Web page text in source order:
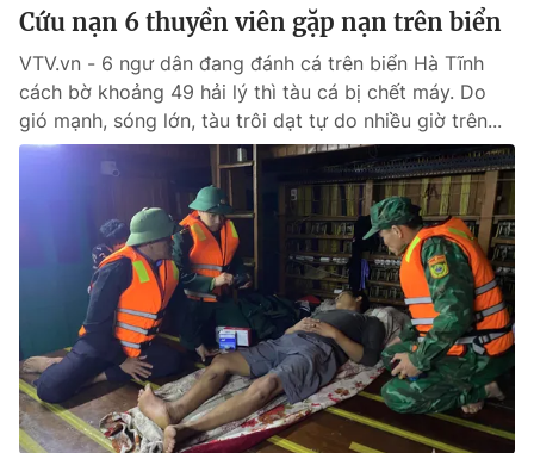
Cứu nạn 6 thuyền viên gặp nạn trên biển
VTV.vn - 6 ngư dân đang đánh cá trên biển Hà Tĩnh
cách bờ khoảng 49 hải lý thì tàu cá bị chết máy. Do
gió mạnh, sóng lớn, tàu trôi dạt tự do nhiều giờ trên...